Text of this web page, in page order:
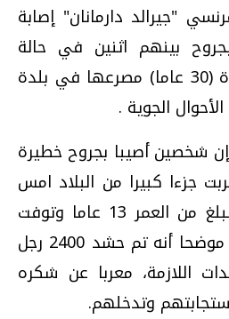
"جيرالد دارمانان" إصابة
بينهم اثنين في حالة
خطيرة، كما لقيت امرأة (30 عاما) مصرعها في بلدة
الجوية .
إن شخصين أصيبا بجروح خطيرة
جزءا كبيرا من البلاد امس
السبت أحدهما فتاة تبلغ من العمر 13 عاما وتوفت
المرأة غرقا في روان.. موضحا أنه تم حشد 2400 رجل
اللازمة، معربا عن شكره
وتدخلهم.